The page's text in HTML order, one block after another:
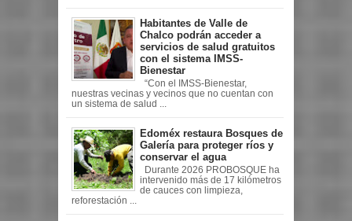
Habitantes de Valle de
Chalco podrán acceder a
servicios de salud gratuitos
con el sistema IMSS-
Bienestar
“Con el IMSS-Bienestar,
nuestras vecinas y vecinos que no cuentan con
un sistema de salud ...
Edoméx restaura Bosques de
Galería para proteger ríos y
conservar el agua
Durante 2026 PROBOSQUE ha
intervenido más de 17 kilómetros
de cauces con limpieza,
reforestación ...